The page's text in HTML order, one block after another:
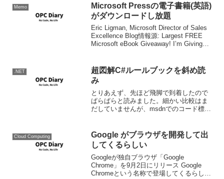
Memo
Microsoft Pressの電子書籍(英語)
がダウンロードし放題
Eric Ligman, Microsoft Director of Sales
Excellence Blog情報源: Largest FREE
Microsoft eBook Giveaway! I’m Giving
.NET
超図解C#ルールブックを斜め読
み
とりあえず、先ほど飛脚で到着したので
ぱらぱらと読みました。細かい比較はま
だしていませんが、msdnでのコード標準
うよりはルールブックといった内容。私
が題名をつけるなら、...
Cloud Computing
Google がブラウザを開発して出
してくるらしい
Googleが独自ブラウザ「Google
Chrome」を9月2日にリリース Google
Chromeという名称で登場してくるらし